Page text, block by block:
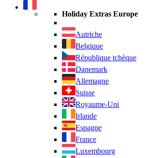
Holiday Extras Europe
Autriche
Belgique
République tchèque
Danemark
Allemagne
Suisse
Royaume-Uni
Irlande
Espagne
France
Luxembourg